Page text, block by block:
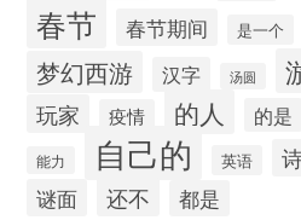
春节 春节期间 是一个
梦幻西游 汉字 汤圆
玩家 疫情 的人 的是
能力 自己的 英语
谜面 还不 都是